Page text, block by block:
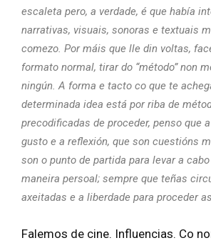
escaleta pero, a verdade, é que había
narrativas, visuais, sonoras e textuais
comezo. Por máis que lle din voltas,
formato normal, tirar do “método” non
ningún. A forma e tacto co que te
determinada idea está por riba de
precodificadas de proceder, penso que
gusto e a reflexión, que son cuestións
son o punto de partida para levar a
maneira persoal; sempre que teñas
axeitadas e a liberdade para proceder
Falemos de cine. Influencias. Co